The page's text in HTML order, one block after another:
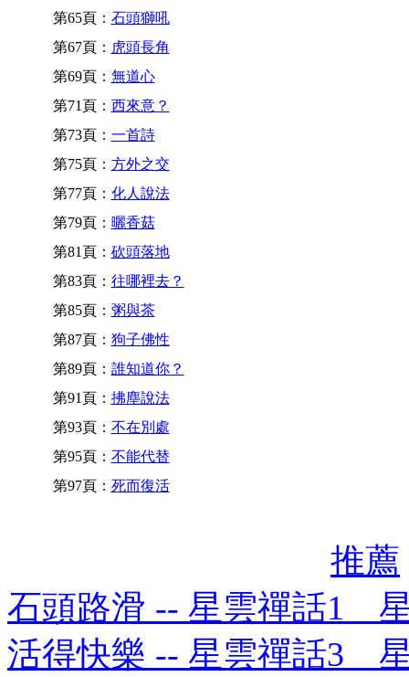
第65頁： 石頭獅吼
第67頁： 虎頭長角
第69頁： 無道心
第71頁： 西來意？
第73頁： 一首詩
第75頁： 方外之交
第77頁： 化人說法
第79頁： 曬香菇
第81頁： 砍頭落地
第83頁： 往哪裡去？
第85頁： 粥與茶
第87頁： 狗子佛性
第89頁： 誰知道你？
第91頁： 拂塵說法
第93頁： 不在別處
第95頁： 不能代替
第97頁： 死而復活
推薦
石頭路滑 -- 星雲禪話1
活得快樂 -- 星雲禪話3